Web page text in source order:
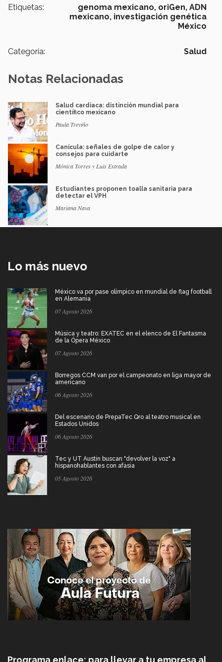
Etiquetas: genoma mexicano, oriGen, ADN
mexicano, investigación genética
México
Categoría: Salud
Notas Relacionadas
Salud cardiaca: distinción mundial para
científico mexicano
Paula Treviño
Canícula: señales de golpe de calor y
consejos para cuidarte
Mónica Torres y Luis Estrada
Estudiantes proponen toalla sanitaria para
detectar el VPH
Mariana Nava
Lo más nuevo
México va por pase olímpico en mundial de flag football
en Alemania
07 Agosto 2026
Música y teatro: EXATEC en el elenco de El Fantasma
de la Ópera México
07 Agosto 2026
Borregos CCM van por el campeonato en liga mayor de
americano
06 Agosto 2026
Del escenario de PrepaTec Qro al teatro musical en
Estados Unidos
06 Agosto 2026
Tec y UT Austin buscan "devolver la voz" a
hispanohablantes con afasia
05 Agosto 2026
Programa enlace: para llevar a tu empresa al